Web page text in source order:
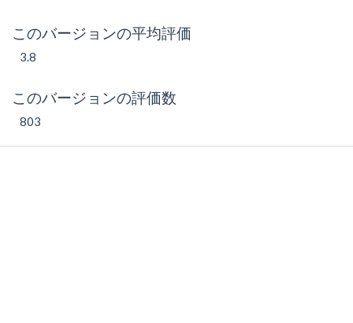
このバージョンの平均評価
3.8
このバージョンの評価数
803